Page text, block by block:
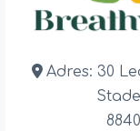
Adres: 30
8840